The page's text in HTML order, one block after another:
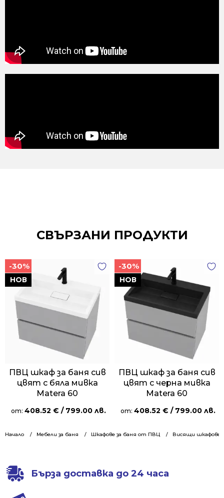
Начало Мебели за баня Шкафове за баня от ПВЦ Висящи шкафове
СВЪРЗАНИ ПРОДУКТИ
НОВ
-30%
ПВЦ шкаф за баня сив
цвят с бяла мивка
Matera 60
от: 408.52 € / 799.00 лв.
НОВ
-30%
ПВЦ шкаф за баня сив
цвят с черна мивка
Matera 60
от: 408.52 € / 799.00 лв.
Бърза доставка до 24 часа